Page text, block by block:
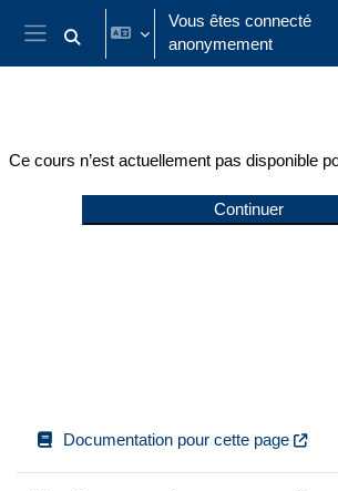
Passer au contenu principal
Panneau latéral
Activer/désactiver la saisie de
Vous êtes connecté
anonymement
Ce cours n’est actuellement pas disponible
Continuer
Documentation pour cette page